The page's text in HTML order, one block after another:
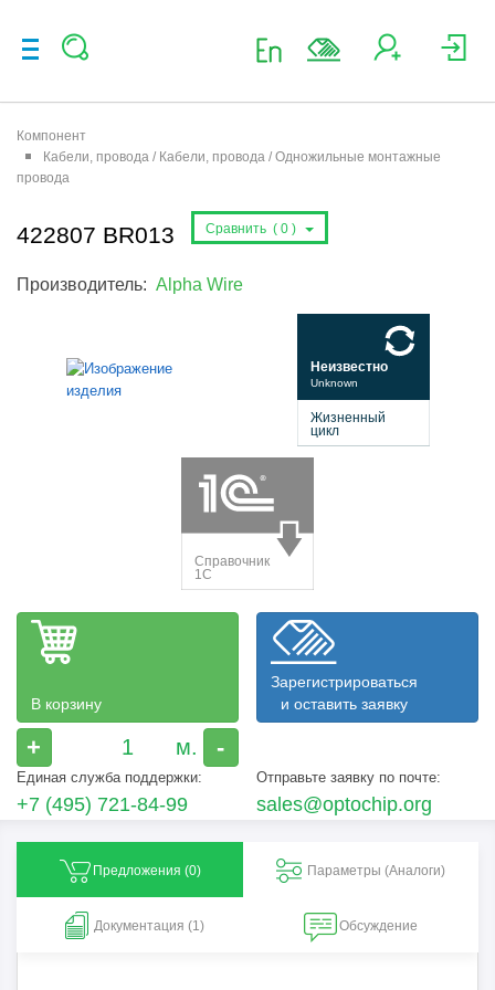
Компонент
Кабели, провода / Кабели, провода / Одножильные монтажные
провода
422807 BR013 Сравнить ( 0 )
Производитель: Alpha Wire
В корзину
+ -
Зарегистрироваться
и оставить заявку
Единая служба поддержки:
+7 (495) 721-84-99
Отправьте заявку по почте:
sales@optochip.org
Предложения (0) Параметры (Aналоги)
Документация (1) Обсуждение